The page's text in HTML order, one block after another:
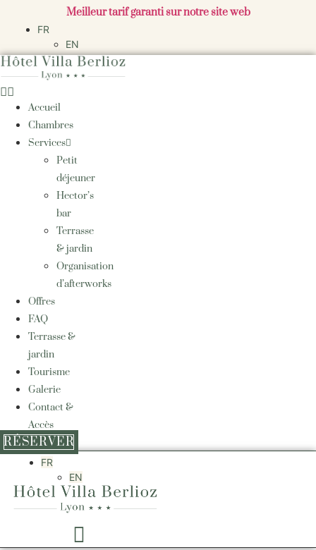
Meilleur tarif garanti sur notre site web
FR
EN
Accueil
Chambres
Services
Petit
déjeuner
Hector’s
bar
Terrasse
& jardin
Organisation
d’afterworks
Offres
FAQ
Terrasse &
jardin
Tourisme
Galerie
Contact &
Accès
RÉSERVER
FR
EN